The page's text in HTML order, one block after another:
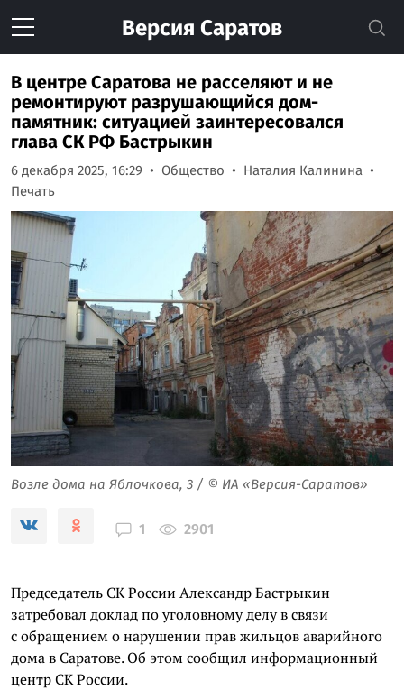
Версия Саратов
В центре Саратова не расселяют и не
ремонтируют разрушающийся дом-
памятник: ситуацией заинтересовался
глава СК РФ Бастрыкин
6 декабря 2025, 16:29 Общество
Наталия Калинина
Печать
Возле дома на Яблочкова, 3 / © ИА «Версия-Саратов»
1 2901
Председатель СК России Александр Бастрыкин
затребовал доклад по уголовному делу в связи
с обращением о нарушении прав жильцов аварийного
дома в Саратове. Об этом сообщил информационный
центр СК России.